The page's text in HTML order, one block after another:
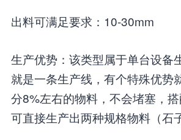
出料可满足要求：10-30mm
生产优势：该类型属于单台设备
就是一条生产线，有个特殊优势
分8%左右的物料，不会堵塞，搭
可直接生产出两种规格物料（石